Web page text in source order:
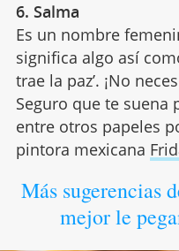
6. Salma
Es un nombre
significa algo así
trae la paz’. ¡No
Seguro que te suena
entre otros papeles
pintora mexicana
Más sugerencias
mejor le